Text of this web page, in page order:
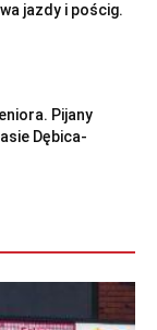
jazdy i pościg.
Pijany
Dębica-